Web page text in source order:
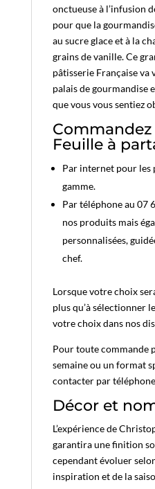
onctueuse à l’infusion
pour que la
au sucre glace et à la
grains de vanille. Ce
pâtisserie Française va
palais de gourmandise
que vous vous sentiez
Commandez
Feuille à
Par internet pour les
gamme.
Par téléphone au 07
nos produits mais
personnalisées,
chef.
Lorsque votre choix
plus qu’à sélectionner
votre choix dans nos
Pour toute commande
semaine ou un format
contacter par
Décor et
L’expérience de
garantira une finition
cependant évoluer
inspiration et de la